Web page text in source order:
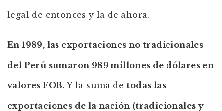
legal de entonces y la de ahora.
En 1989, las exportaciones no tradicionales
del Perú sumaron 989 millones de dólares en
valores FOB. Y la suma detodas las
exportaciones de la nación (tradicionales y